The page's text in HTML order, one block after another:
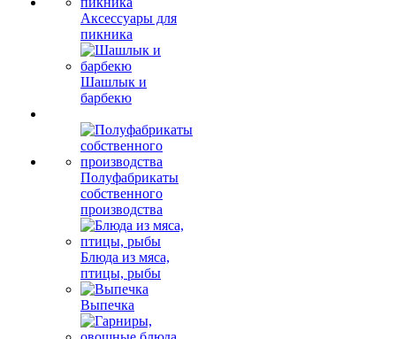
Аксессуары для
пикника
Шашлык и
барбекю
Полуфабрикаты
собственного
производства
Блюда из мяса,
птицы, рыбы
Выпечка